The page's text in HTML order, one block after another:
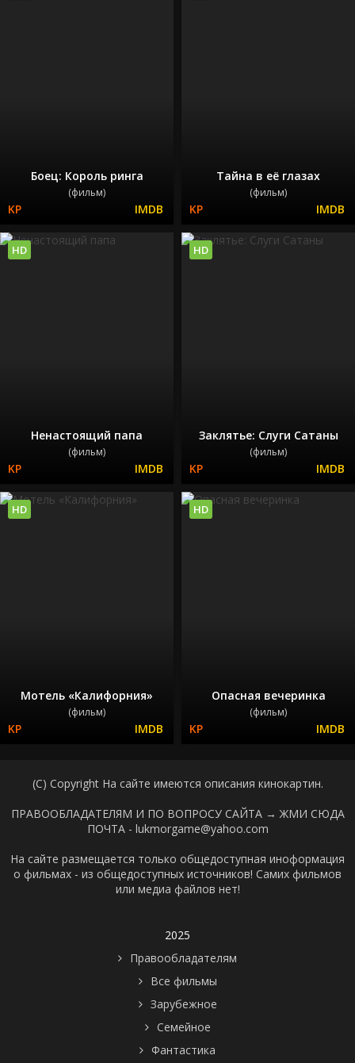
Боец: Король ринга
(фильм)
Тайна в её глазах
(фильм)
Ненастоящий папа
(фильм)
HD
Заклятье: Слуги Сатаны
(фильм)
HD
Мотель «Калифорния»
(фильм)
HD
Опасная вечеринка
(фильм)
HD
(C) Copyright На сайте имеются описания кинокартин.
ПРАВООБЛАДАТЕЛЯМ И ПО ВОПРОСУ САЙТА → ЖМИ СЮДА
ПОЧТА - lukmorgame@yahoo.com
На сайте размещается только общедоступная иноформация
о фильмах - из общедоступных источников! Самих фильмов
или медиа файлов нет!
2025
Правообладателям
Все фильмы
Зарубежное
Семейное
Фантастика